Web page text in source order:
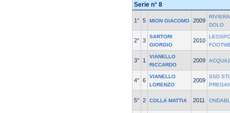
Serie n° 8
1° 5 MION GIACOMO 2009
DOLO
2° 3
SARTORI
GIORGIO
2010
3° 1
VIANELLO
RICCARDO
2009
4° 6
VIANELLO
LORENZO
2009
SSD
5° 2 COLLA MATTIA 2011